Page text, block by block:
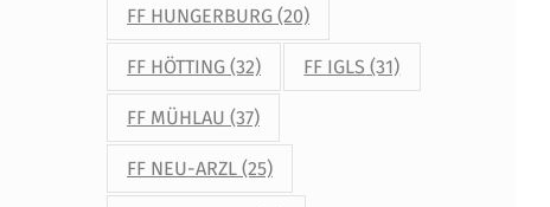
FF HUNGERBURG (20)
FF HÖTTING (32) FF IGLS (31)
FF MÜHLAU (37)
FF NEU-ARZL (25)